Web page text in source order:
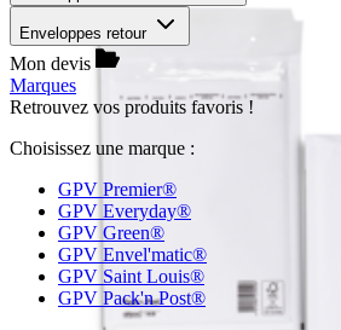
Enveloppes retour
Mon devis
Marques
Retrouvez vos produits favoris !
Choisissez une marque :
GPV Premier®
GPV Everyday®
GPV Green®
GPV Envel'matic®
GPV Saint Louis®
GPV Pack'n Post®